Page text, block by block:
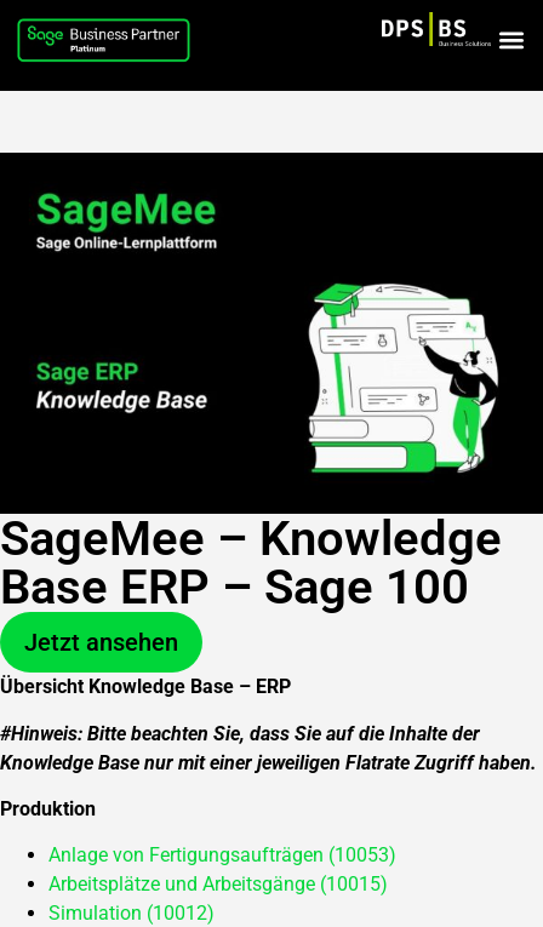
SageMee – Knowledge
Base ERP – Sage 100
Jetzt ansehen
Übersicht Knowledge Base – ERP
#Hinweis: Bitte beachten Sie, dass Sie auf die Inhalte der
Knowledge Base nur mit einer jeweiligen Flatrate Zugriff haben.
Produktion
Anlage von Fertigungsaufträgen (10053)
Arbeitsplätze und Arbeitsgänge (10015)
Simulation (10012)